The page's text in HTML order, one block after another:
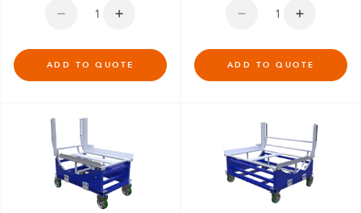
ADD TO QUOTE ADD TO QUOTE